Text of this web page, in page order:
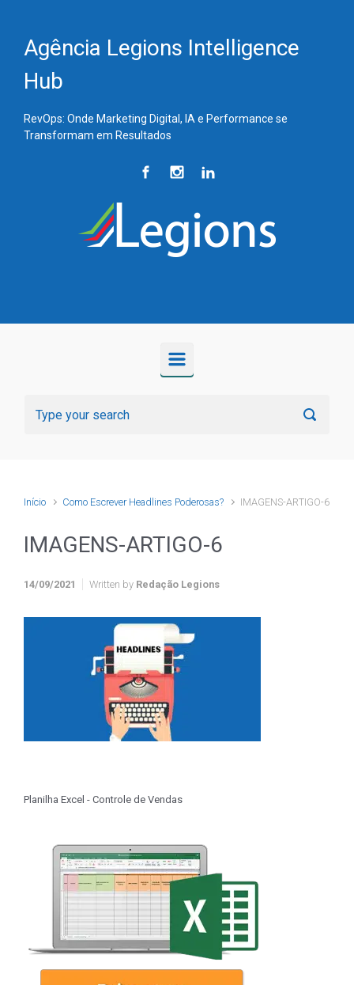
Agência Legions Intelligence
Hub
RevOps: Onde Marketing Digital, IA e Performance se
Transformam em Resultados
Início Como Escrever Headlines Poderosas? IMAGENS-ARTIGO-6
IMAGENS-ARTIGO-6
14/09/2021 Written by Redação Legions
Planilha Excel - Controle de Vendas